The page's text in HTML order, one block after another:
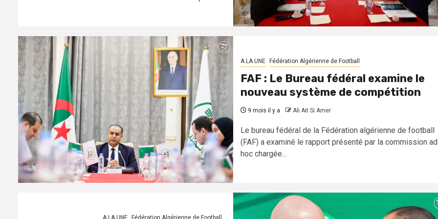
A LA UNE Fédération Algérienne de Football
FAF : Le Bureau fédéral examine le
nouveau système de compétition
9 mois il y a Ali Ait Si Amer
Le bureau fédéral de la Fédération algérienne de football
(FAF) a examiné le rapport présenté par la commission
hoc chargée...
A LA UNE Fédération Algérienne de Football